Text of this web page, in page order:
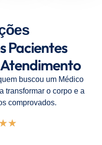
Pacientes
buscou um Médico
transformar o corpo e a
comprovados.
★